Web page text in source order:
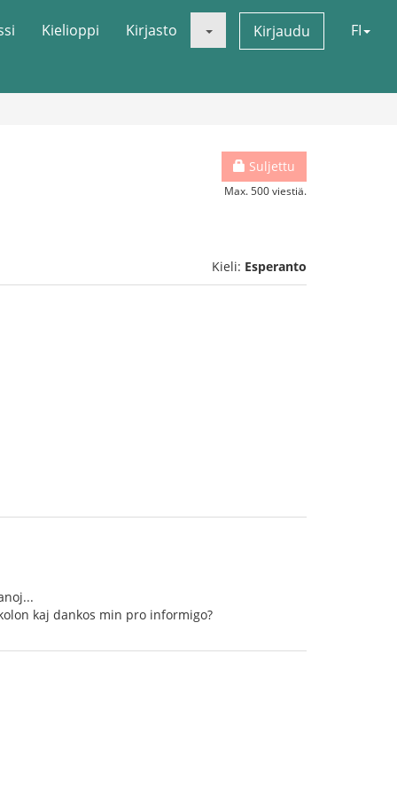
Kielioppi Kirjasto Kirjaudu FI
Suljettu
Max. 500 viestiä.
Kieli: Esperanto
kaj dankos min pro informigo?